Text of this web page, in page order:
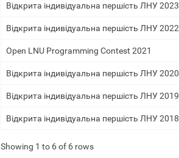
Відкрита індивідуальна першість ЛНУ 2023
Відкрита індивідуальна першість ЛНУ 2022
Open LNU Programming Contest 2021
Відкрита індивідуальна першість ЛНУ 2020
Відкрита індивідуальна першість ЛНУ 2019
Відкрита індивідуальна першість ЛНУ 2018
Showing 1 to 6 of 6 rows